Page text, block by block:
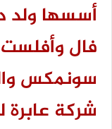
أسسها ولد
فال
سونمكس
شركة عابرة